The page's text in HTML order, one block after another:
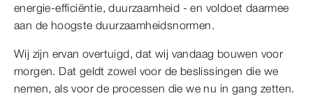
energie-efficiëntie, duurzaamheid - en voldoet daarmee
aan de hoogste duurzaamheidsnormen.
Wij zijn ervan overtuigd, dat wij vandaag bouwen voor
morgen. Dat geldt zowel voor de beslissingen die we
nemen, als voor de processen die we nu in gang zetten.